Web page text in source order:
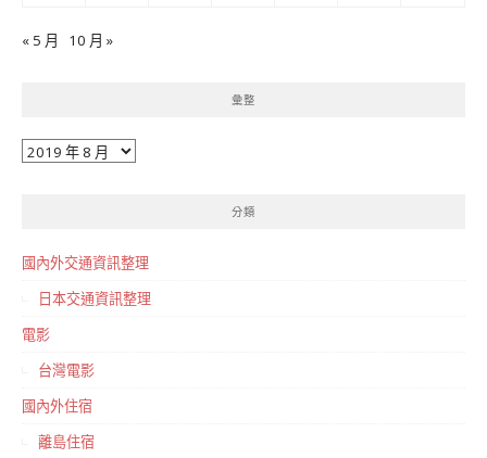
« 5 月 10 月 »
彙整
彙
分類
國內外交通資訊整理
日本交通資訊整理
電影
台灣電影
國內外住宿
離島住宿